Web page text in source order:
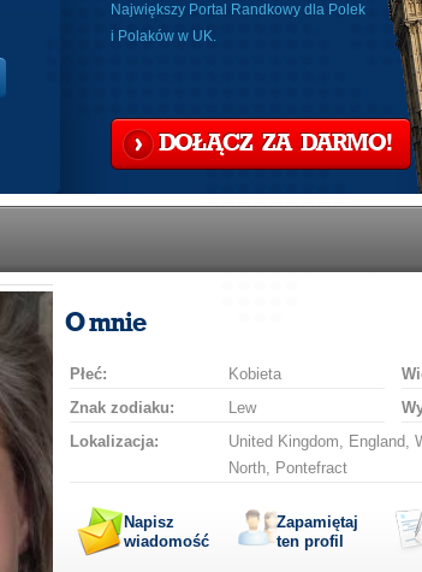
Największy Portal Randkowy dla Polek
i Polaków w UK.
DOŁĄCZ ZA DARMO!
O mnie
Płeć: Kobieta
Znak zodiaku:
Lew
Lokalizacja:
United Kingdom, England,
North, Pontefract
Napisz
wiadomość
Zapamiętaj
ten profil